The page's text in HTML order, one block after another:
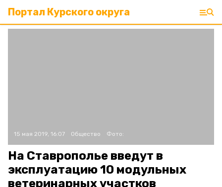
Портал Курского округа
15 мая 2019, 16:07 Общество Фото:
На Ставрополье введут в
эксплуатацию 10 модульных
ветеринарных участков